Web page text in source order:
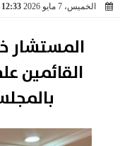
الخميس، 7 مايو 2026
12:33 صـ
المستشار
القائمين